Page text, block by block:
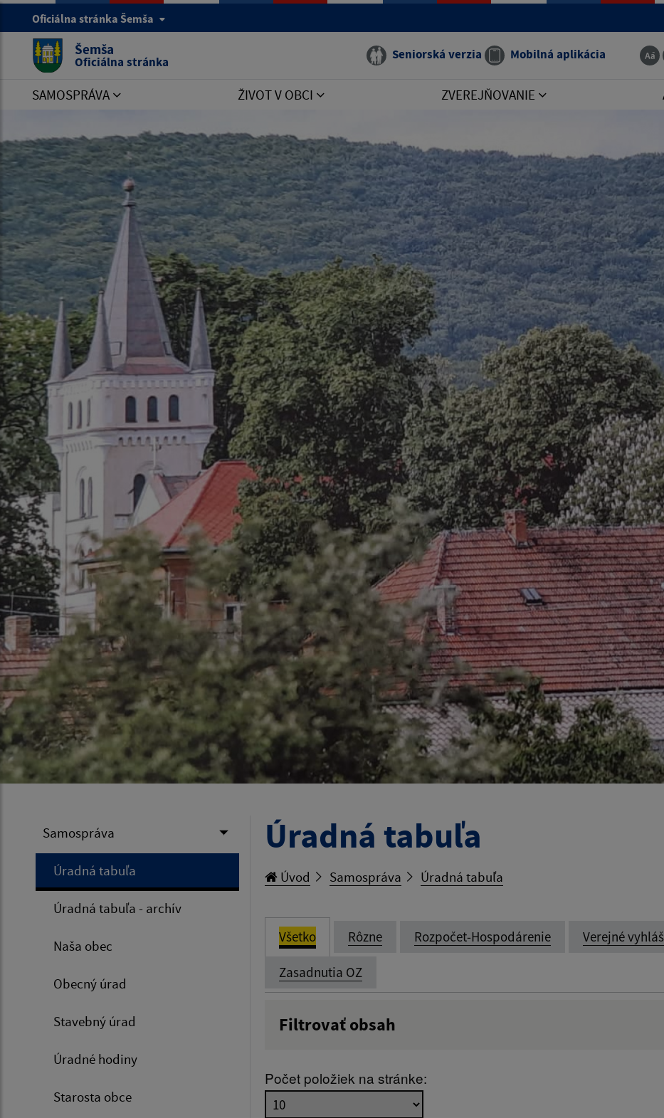
Oficiálna stránka Šemša
Šemša
Oficiálna stránka Seniorská verzia Mobilná aplikácia
SAMOSPRÁVA ŽIVOT V OBCI ZVEREJŇOVANIE
Samospráva
Úradná tabuľa
Úradná tabuľa - archív
Naša obec
Obecný úrad
Stavebný úrad
Úradné hodiny
Starosta obce
Úradná tabuľa
Úvod Samospráva Úradná tabuľa
Všetko Rôzne Rozpočet-Hospodárenie Verejné
Zasadnutia OZ
Filtrovať obsah
Dátum zverejnenia do:
Počet položiek na stránke: